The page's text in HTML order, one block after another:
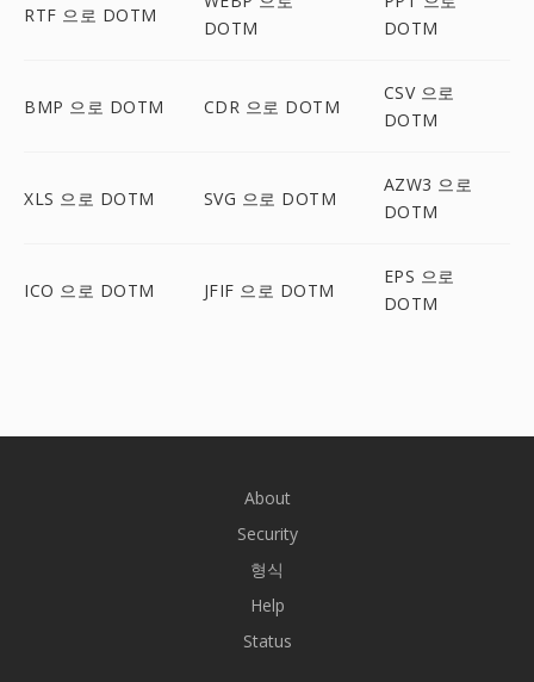
RTF 으로 DOTM
DOTM
DOTM
BMP 으로 DOTM CDR 으로 DOTM
CSV 으로
DOTM
XLS 으로 DOTM SVG 으로 DOTM
AZW3 으로
DOTM
ICO 으로 DOTM JFIF 으로 DOTM
EPS 으로
DOTM
About
Security
형식
Help
Status